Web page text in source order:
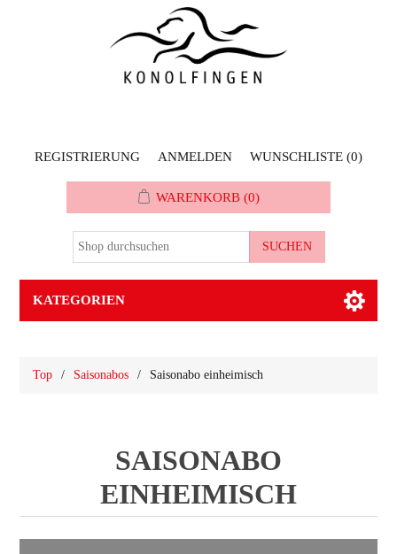
REGISTRIERUNG ANMELDEN WUNSCHLISTE (0)
WARENKORB (0)
KATEGORIEN
Top / Saisonabos / Saisonabo einheimisch
SAISONABO
EINHEIMISCH